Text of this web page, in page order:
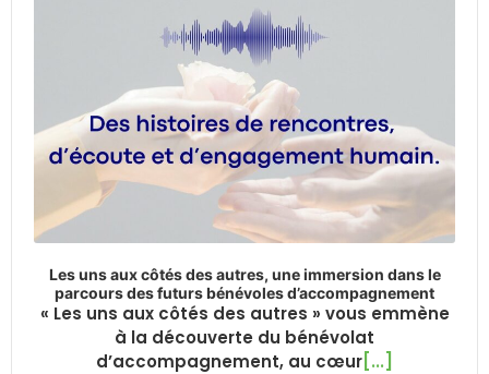
Les uns aux côtés des autres, une immersion dans le
parcours des futurs bénévoles d’accompagnement
« Les uns aux côtés des autres » vous emmène
à la découverte du bénévolat
d’accompagnement, au cœur[...]